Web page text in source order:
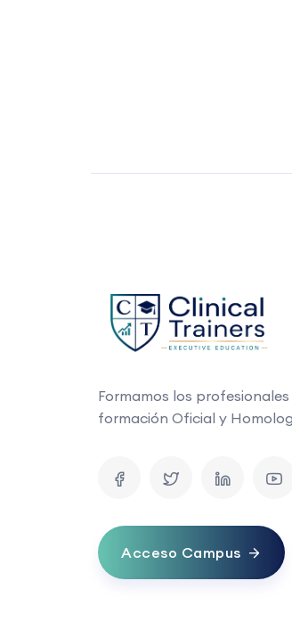
Formamos los
formación Oficial y
Acceso Campus